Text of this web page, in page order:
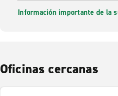
Información importante de la
Oficinas cercanas